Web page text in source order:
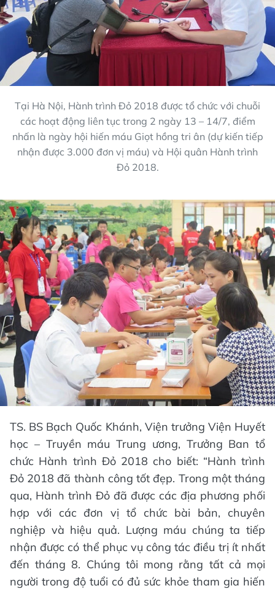
Tại Hà Nội, Hành trình Đỏ 2018 được tổ chức với chuỗi
các hoạt động liên tục trong 2 ngày 13 – 14/7, điểm
nhấn là ngày hội hiến máu Giọt hồng tri ân (dự kiến tiếp
nhận được 3.000 đơn vị máu) và Hội quân Hành trình
Đỏ 2018.
TS. BS Bạch Quốc Khánh, Viện trưởng Viện Huyết
học – Truyền máu Trung ương, Trưởng Ban tổ
chức Hành trình Đỏ 2018 cho biết: “Hành trình
Đỏ 2018 đã thành công tốt đẹp. Trong một tháng
qua, Hành trình Đỏ đã được các địa phương phối
hợp với các đơn vị tổ chức bài bản, chuyên
nghiệp và hiệu quả. Lượng máu chúng ta tiếp
nhận được có thể phục vụ công tác điều trị ít nhất
đến tháng 8. Chúng tôi mong rằng tất cả mọi
người trong độ tuổi có đủ sức khỏe tham gia hiến